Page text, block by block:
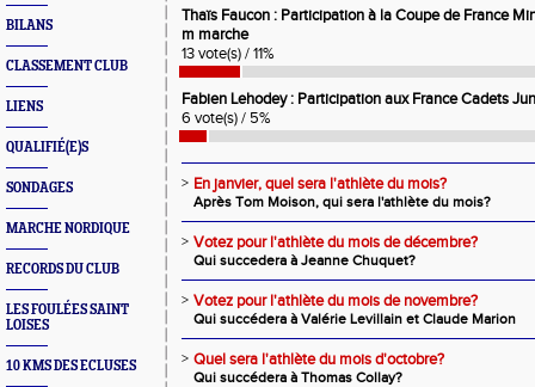
BILANS
CLASSEMENT CLUB
LIENS
QUALIFIÉ(E)S
SONDAGES
MARCHE NORDIQUE
RECORDS DU CLUB
LES FOULÉES SAINT
LOISES
10 KMS DES ECLUSES
Thaïs Faucon : Participation à la Coupe de France
m marche
13 vote(s) / 11%
Fabien Lehodey : Participation aux France Cadets
6 vote(s) / 5%
> En janvier, quel sera l'athlète du mois?
Après Tom Moison, qui sera l'athlète du mois?
> Votez pour l'athlète du mois de décembre?
Qui succedera à Jeanne Chuquet?
> Votez pour l'athlète du mois de novembre?
Qui succédera à Valérie Levillain et Claude Marion
> Quel sera l'athlète du mois d'octobre?
Qui succédera à Thomas Collay?